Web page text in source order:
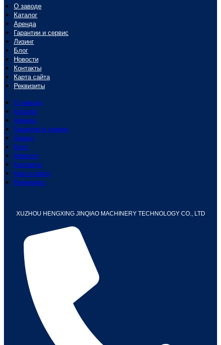
О заводе
Каталог
Аренда
Гарантии и сервис
Лизинг
Блог
Новости
Контакты
Карта сайта
Реквизиты
О заводе
Каталог
Аренда
Гарантии и сервис
Лизинг
Блог
Новости
Контакты
Карта сайта
Реквизиты
XUZHOU HENGXING JINQIAO MACHINERY TECHNOLOGY CO., LTD